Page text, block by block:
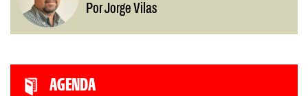
Por Jorge Vilas
AGENDA